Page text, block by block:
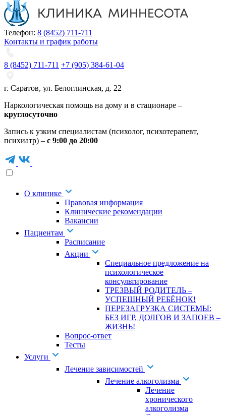
Телефон: 8 (8452) 711-711
Контакты и график работы
8 (8452) 711-711 +7 (905) 384-61-04
г. Саратов, ул. Белоглинская, д. 22
Наркологическая помощь на дому и в стационаре –
круглосуточно
Запись к узким специалистам (психолог, психотерапевт,
психиатр) – с 9:00 до 20:00
О клинике
Правовая информация
Клинические рекомендации
Вакансии
Пациентам
Расписание
Акции
Специальное предложение на
психологическое
консультирование
ТРЕЗВЫЙ РОДИТЕЛЬ –
УСПЕШНЫЙ РЕБЁНОК!
ПЕРЕЗАГРУЗКА СИСТЕМЫ:
БЕЗ ИГР, ДОЛГОВ И ЗАПОЕВ –
ЖИЗНЬ!
Вопрос-ответ
Тесты
Услуги
Лечение зависимостей
Лечение алкоголизма
Лечение
хронического
алкоголизма